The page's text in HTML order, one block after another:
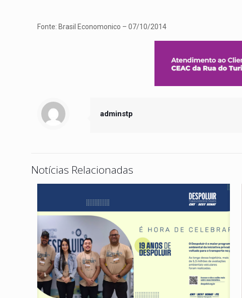
Fonte: Brasil Economonico – 07/10/2014
adminstp
Notícias Relacionadas